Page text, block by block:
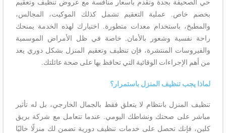
حي الصحيفة بجدة وتقدم بأسعار منافسة مع عروض تنظيف وتعقيم
بخصم خاص. عملية التعقيم تشمل كذلك الموكيت، المجالس،
والمطبخ، باستخدام معدات متطورة. اختيارك لهذه الخدمة يمنحك
راحة نفسية وشعور بالأمان. خاصة في ظل الأمراض الموسمية
والفيروسات المنتشرة، فإن تنظيف وتعقيم المنزل بشكل دوري يعد
من أهم الإجراءات الوقائية التي تحافظ بها على صحة عائلتك.
لماذا يجب تنظيف المنزل باستمرار؟
تنظيف المنزل بانتظام لا يتعلق فقط بالجمال الخارجي، بل له تأثير
مباشر على صحتك ونشاطك اليومي. عندما تتعامل مع شركة بريق
كلين، فإنك تحصل على خدمات تنظيف دورية تضمن لك منزلًا خاليًا